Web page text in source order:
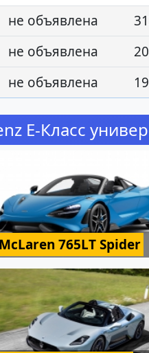
не объявлена
не объявлена
не объявлена
E-Класс
McLaren 765LT Spider